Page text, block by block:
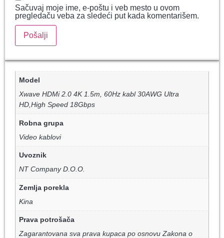
Sačuvaj moje ime, e-poštu i veb mesto u ovom
pregledaču veba za sledeći put kada komentarišem.
Model
Xwave HDMi 2.0 4K 1.5m, 60Hz kabl 30AWG Ultra
HD,High Speed 18Gbps
Robna grupa
Video kablovi
Uvoznik
NT Company D.O.O.
Zemlja porekla
Kina
Prava potrošača
Zagarantovana sva prava kupaca po osnovu Zakona o